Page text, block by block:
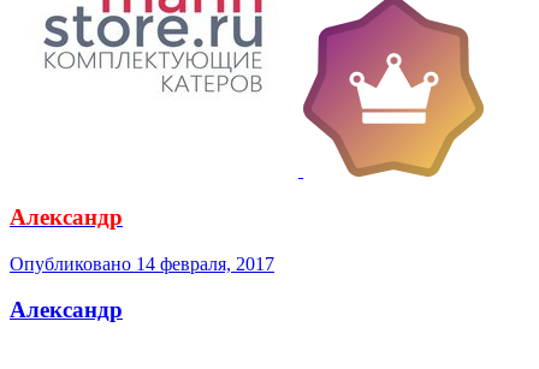
Александр
Опубликовано 14 февраля, 2017
Александр